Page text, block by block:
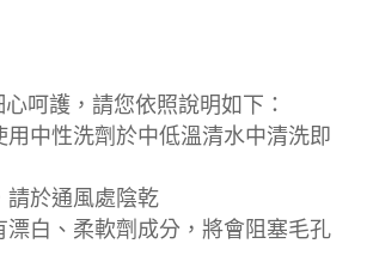
呵護，請您依照說明如下：
用中性洗劑於中低溫清水中清洗即
請於通風處陰乾
漂白、柔軟劑成分，將會阻塞毛孔